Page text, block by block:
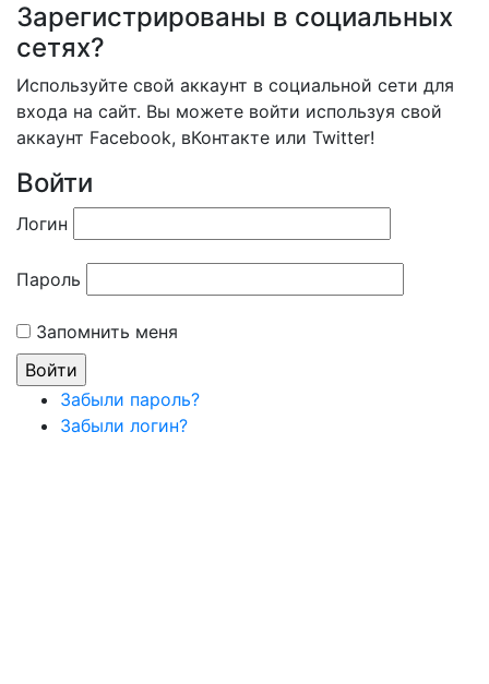
Зарегистрированы в социальных
сетях?
Используйте свой аккаунт в социальной сети для
входа на сайт. Вы можете войти используя свой
аккаунт Facebook, вКонтакте или Twitter!
Войти
Логин
Пароль
Запомнить меня
Забыли пароль?
Забыли логин?